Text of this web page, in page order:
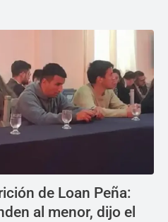
de Loan Peña:
al menor, dijo el